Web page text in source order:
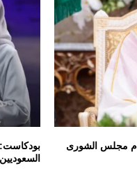
مجلس الشورى
بودكاست:
السعوديين